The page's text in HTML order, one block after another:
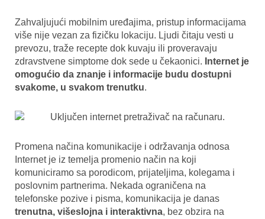
Zahvaljujući mobilnim uređajima, pristup informacijama
više nije vezan za fizičku lokaciju. Ljudi čitaju vesti u
prevozu, traže recepte dok kuvaju ili proveravaju
zdravstvene simptome dok sede u čekaonici. Internet je
omogućio da znanje i informacije budu dostupni
svakome, u svakom trenutku.
Promena načina komunikacije i održavanja odnosa
Internet je iz temelja promenio način na koji
komuniciramo sa porodicom, prijateljima, kolegama i
poslovnim partnerima. Nekada ograničena na
telefonske pozive i pisma, komunikacija je danas
trenutna, višeslojna i interaktivna, bez obzira na